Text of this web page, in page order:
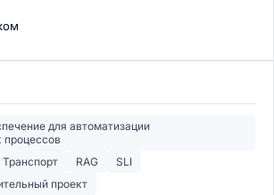
для автоматизации
процессов
RAG
SLI
проект